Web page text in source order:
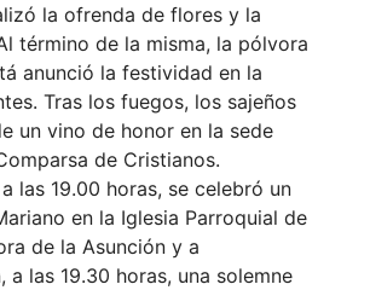
la ofrenda de flores y la
término de la misma, la pólvora
anunció la festividad en la
Tras los fuegos, los sajeños
un vino de honor en la sede
de Cristianos.
las 19.00 horas, se celebró un
en la Iglesia Parroquial de
de la Asunción y a
a las 19.30 horas, una solemne